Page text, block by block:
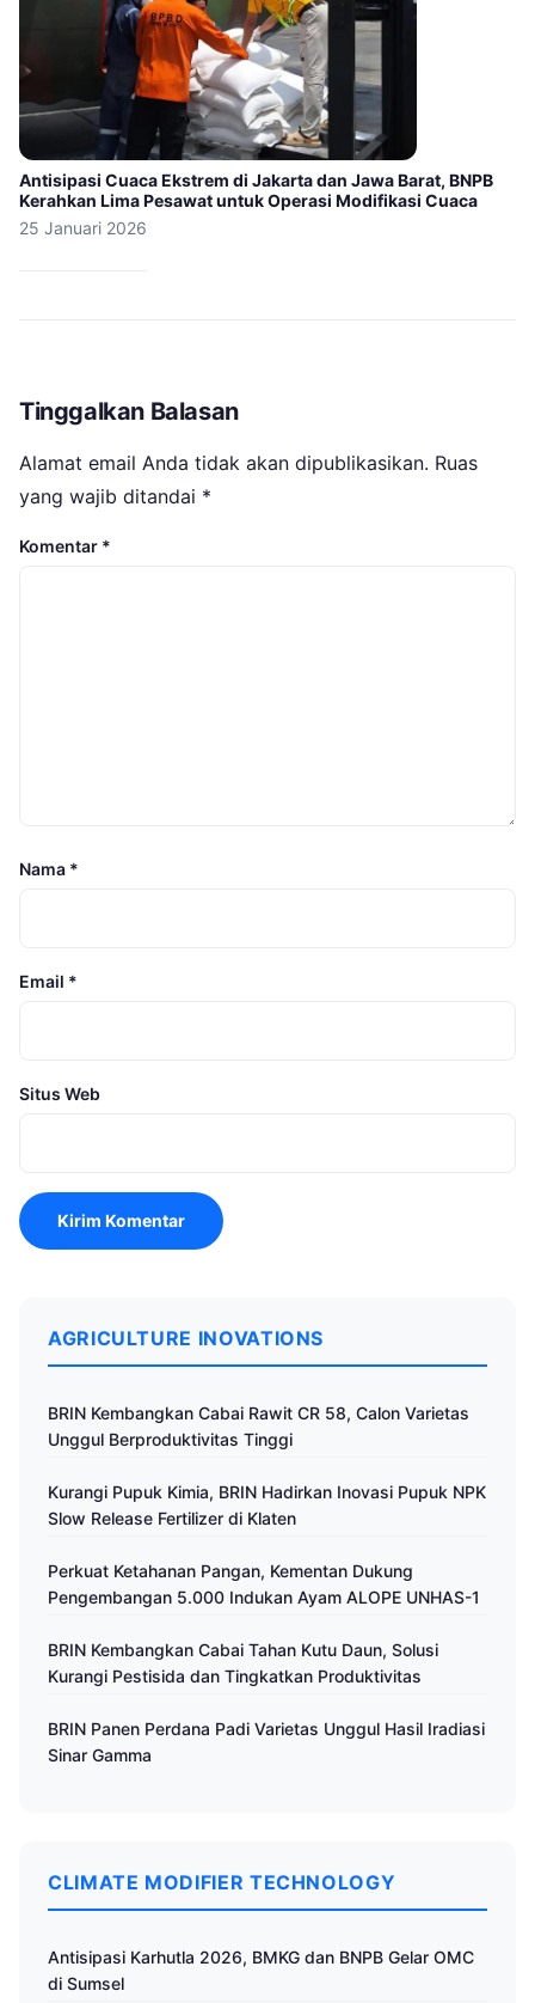
Antisipasi Cuaca Ekstrem di Jakarta dan Jawa Barat, BNPB
Kerahkan Lima Pesawat untuk Operasi Modifikasi Cuaca
25 Januari 2026
Tinggalkan Balasan
Alamat email Anda tidak akan dipublikasikan. Ruas
yang wajib ditandai *
Komentar *
Nama *
Email *
Situs Web
AGRICULTURE INOVATIONS
BRIN Kembangkan Cabai Rawit CR 58, Calon Varietas
Unggul Berproduktivitas Tinggi
Kurangi Pupuk Kimia, BRIN Hadirkan Inovasi Pupuk NPK
Slow Release Fertilizer di Klaten
Perkuat Ketahanan Pangan, Kementan Dukung
Pengembangan 5.000 Indukan Ayam ALOPE UNHAS-1
BRIN Kembangkan Cabai Tahan Kutu Daun, Solusi
Kurangi Pestisida dan Tingkatkan Produktivitas
BRIN Panen Perdana Padi Varietas Unggul Hasil Iradiasi
Sinar Gamma
CLIMATE MODIFIER TECHNOLOGY
Antisipasi Karhutla 2026, BMKG dan BNPB Gelar OMC
di Sumsel